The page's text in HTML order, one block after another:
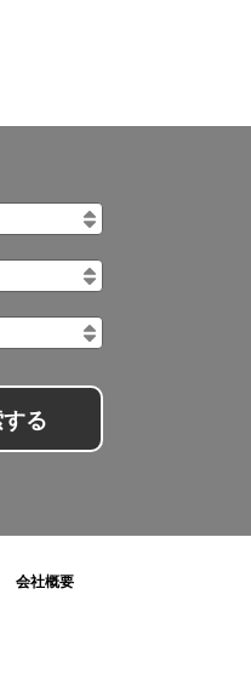
る
会社概要